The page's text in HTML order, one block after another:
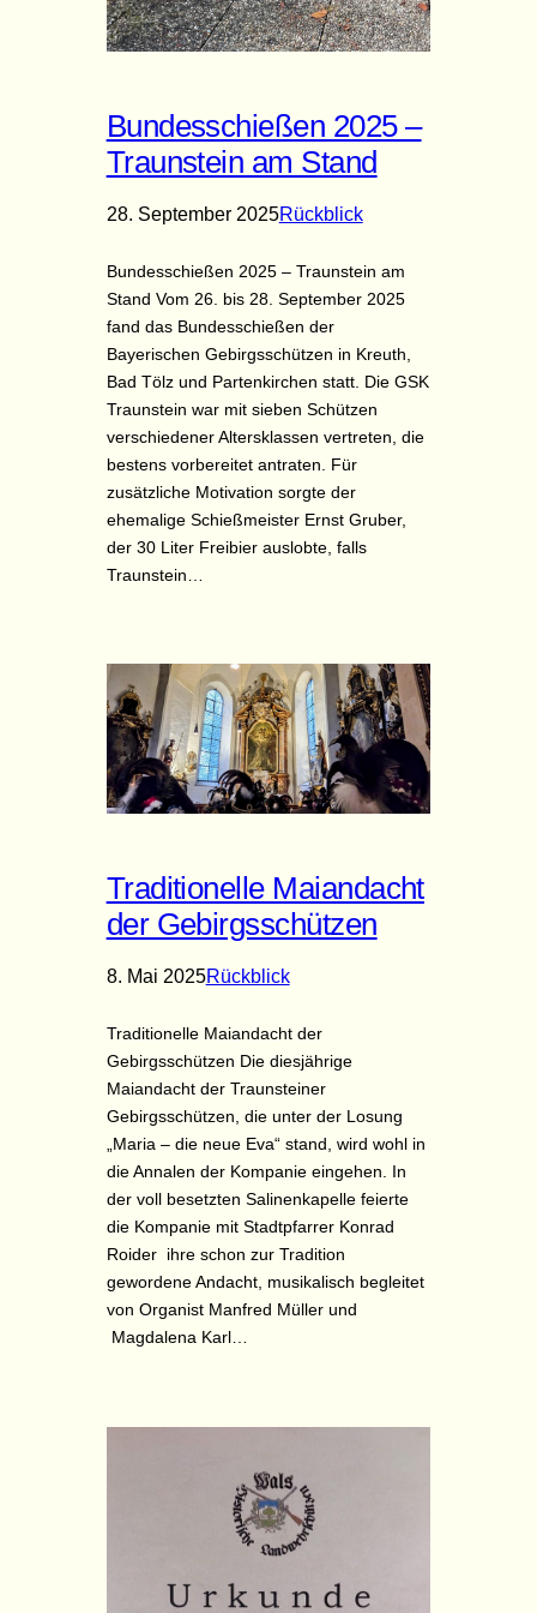
Bundesschießen 2025 –
Traunstein am Stand
28. September 2025Rückblick
Bundesschießen 2025 – Traunstein am
Stand Vom 26. bis 28. September 2025
fand das Bundesschießen der
Bayerischen Gebirgsschützen in Kreuth,
Bad Tölz und Partenkirchen statt. Die GSK
Traunstein war mit sieben Schützen
verschiedener Altersklassen vertreten, die
bestens vorbereitet antraten. Für
zusätzliche Motivation sorgte der
ehemalige Schießmeister Ernst Gruber,
der 30 Liter Freibier auslobte, falls
Traunstein…
Traditionelle Maiandacht
der Gebirgsschützen
8. Mai 2025Rückblick
Traditionelle Maiandacht der
Gebirgsschützen Die diesjährige
Maiandacht der Traunsteiner
Gebirgsschützen, die unter der Losung
„Maria – die neue Eva“ stand, wird wohl in
die Annalen der Kompanie eingehen. In
der voll besetzten Salinenkapelle feierte
die Kompanie mit Stadtpfarrer Konrad
Roider ihre schon zur Tradition
gewordene Andacht, musikalisch begleitet
von Organist Manfred Müller und
Magdalena Karl…